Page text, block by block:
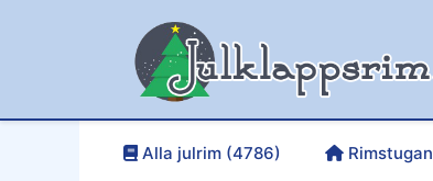
Alla julrim (4786) Rimstugan